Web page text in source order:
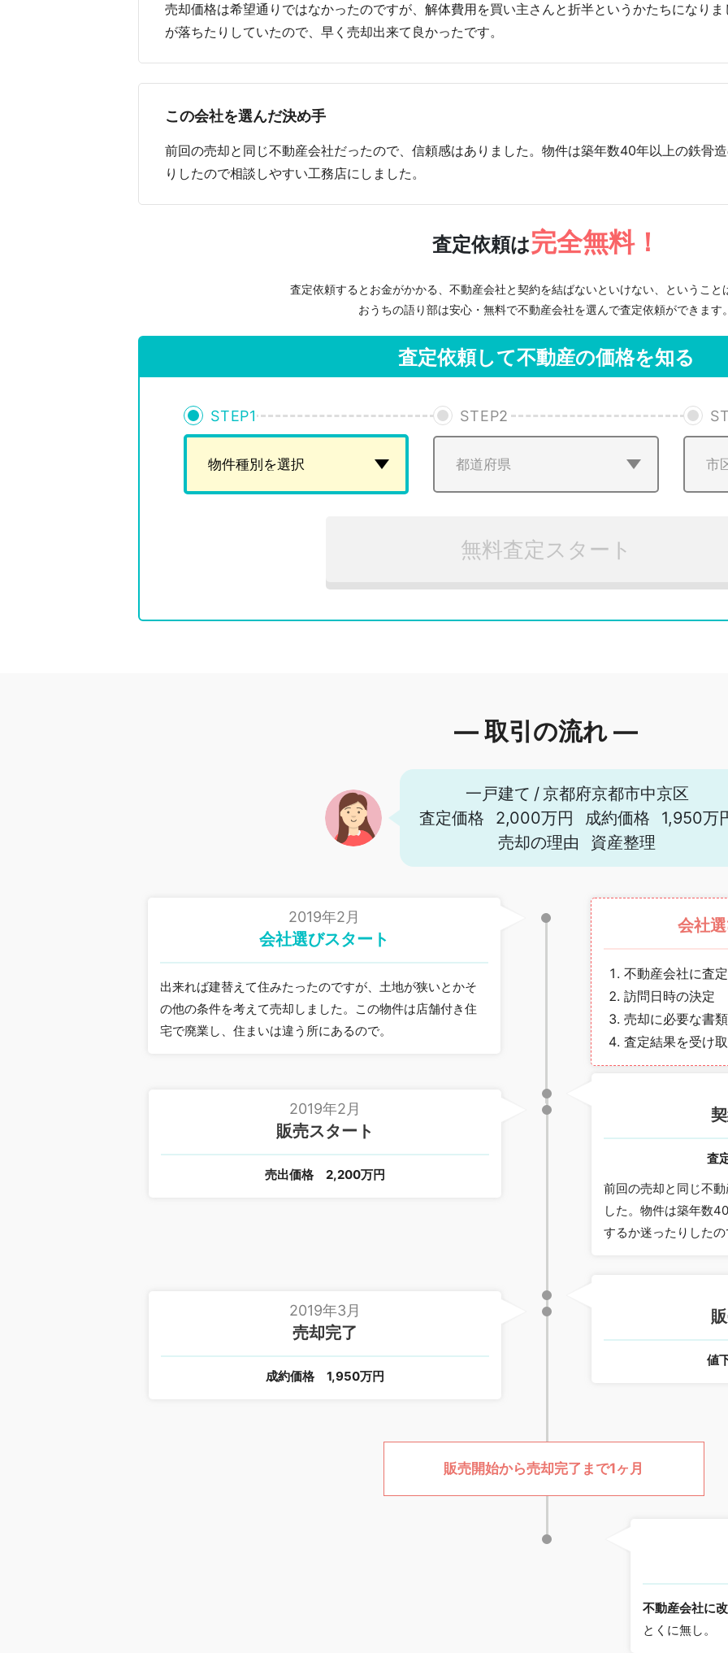
売却価格は希望通りではなかったのですが、解体費用を買い主さんと折半というかたちになり
が落ちたりしていたので、早く売却出来て良かったです。
この会社を選んだ決め手
前回の売却と同じ不動産会社だったので、信頼感はありました。物件は築年数40年以上の鉄骨
りしたので相談しやすい工務店にしました。
査定依頼は完全無料！
査定依頼するとお金がかかる、不動産会社と契約を結ばないといけない、ということ
おうちの語り部は安心・無料で不動産会社を選んで査定依頼ができます
査定依頼して不動産の価格を知る
STEP1 STEP2
無料査定スタート
― 取引の流れ ―
一戸建て / 京都府京都市中京区
査定価格
2,000万円 成約価格
1,950万
売却の理由
資産整理
2019年2月
会社選びスタート
出来れば建替えて住みたったのですが、土地が狭いとかそ
の他の条件を考えて売却しました。この物件は店舗付き住
宅で廃業し、住まいは違う所にあるので。
会社
不動産会社に査
訪問日時の決定
売却に必要な書
査定結果を受け
査
前回の売却と同じ不
した。物件は築年数
するか迷ったりした
2019年2月
販売スタート
売出価格 2,200万円
値
2019年3月
売却完了
成約価格 1,950万円
販売開始から売却完了まで1ヶ月
不動産会社に
とくに無し。